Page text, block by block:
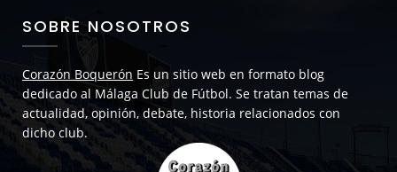
SOBRE NOSOTROS
Corazón Boquerón Es un sitio web en formato blog
dedicado al Málaga Club de Fútbol. Se tratan temas de
actualidad, opinión, debate, historia relacionados con
dicho club.